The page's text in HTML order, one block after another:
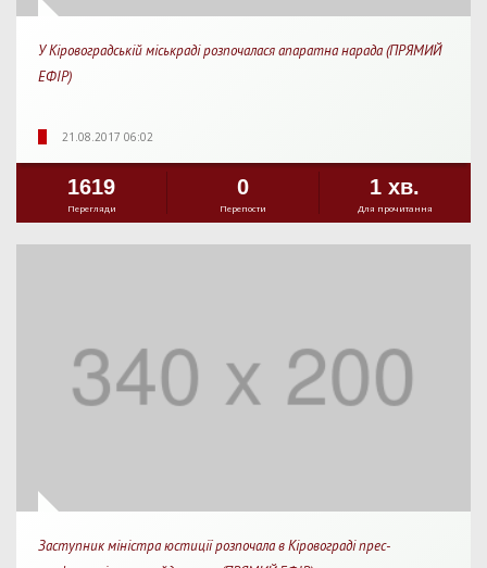
У Кіровоградській міськраді розпочалася апаратна нарада (ПРЯМИЙ
ЕФІР)
21.08.2017 06:02
1619
Перегляди
0
Перепости
1 хв.
Для прочитання
Заступник міністра юстиції розпочала в Кіровограді прес-